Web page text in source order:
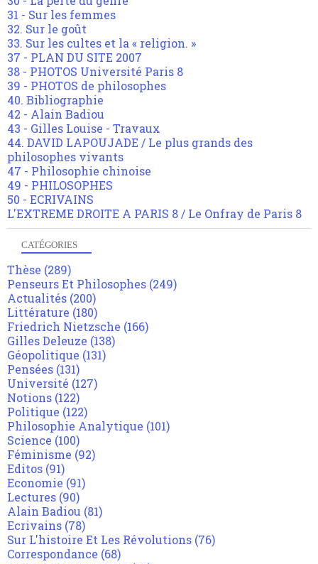
31 - Sur les femmes
32. Sur le goût
33. Sur les cultes et la « religion. »
37 - PLAN DU SITE 2007
38 - PHOTOS Université Paris 8
39 - PHOTOS de philosophes
40. Bibliographie
42 - Alain Badiou
43 - Gilles Louise - Travaux
44. DAVID LAPOUJADE / Le plus grands des
philosophes vivants
47 - Philosophie chinoise
49 - PHILOSOPHES
50 - ECRIVAINS
L'EXTREME DROITE A PARIS 8 / Le Onfray de Paris 8
CATÉGORIES
Thèse (289)
Penseurs Et Philosophes (249)
Actualités (200)
Littérature (180)
Friedrich Nietzsche (166)
Gilles Deleuze (138)
Géopolitique (131)
Pensées (131)
Université (127)
Notions (122)
Politique (122)
Philosophie Analytique (101)
Science (100)
Féminisme (92)
Editos (91)
Economie (91)
Lectures (90)
Alain Badiou (81)
Ecrivains (78)
Sur L'histoire Et Les Révolutions (76)
Correspondance (68)